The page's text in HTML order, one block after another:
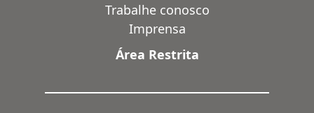
Trabalhe conosco
Imprensa
Área Restrita